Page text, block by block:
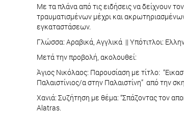
Με τα πλάνα από τις ειδήσεις να δείχνουν
τραυματισμένων μέχρι και
εγκαταστάσεων.
Γλώσσα: Αραβικά, Αγγλικά || Υπότιτλοι:
Μετά την προβολή, ακολουθεί:
Άγιος Νικόλαος: Παρουσίαση με τίτλο:
Παλαιστίνιος/α στην Παλαιστίνη” από την
Χανιά: Συζήτηση με θέμα: “Σπάζοντας τον
Alatras.